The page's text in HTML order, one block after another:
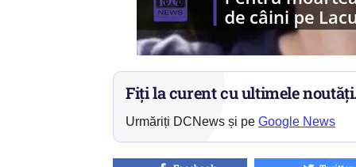
Fiți la curent cu ultimele
Urmăriți DCNews și pe Google News